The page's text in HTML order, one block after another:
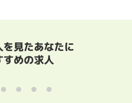
を見たあなたに
すめの求人